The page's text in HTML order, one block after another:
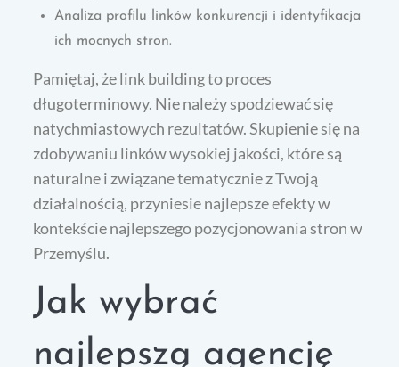
Analiza profilu linków konkurencji i identyfikacja
ich mocnych stron.
Pamiętaj, że link building to proces
długoterminowy. Nie należy spodziewać się
natychmiastowych rezultatów. Skupienie się na
zdobywaniu linków wysokiej jakości, które są
naturalne i związane tematycznie z Twoją
działalnością, przyniesie najlepsze efekty w
kontekście najlepszego pozycjonowania stron w
Przemyślu.
Jak wybrać
najlepszą agencję